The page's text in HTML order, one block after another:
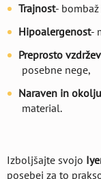
Trajnost-
Hipoalergenost-
Preprosto
posebne nege,
Naraven in
material.
Izboljšajte svojo
posebej za to